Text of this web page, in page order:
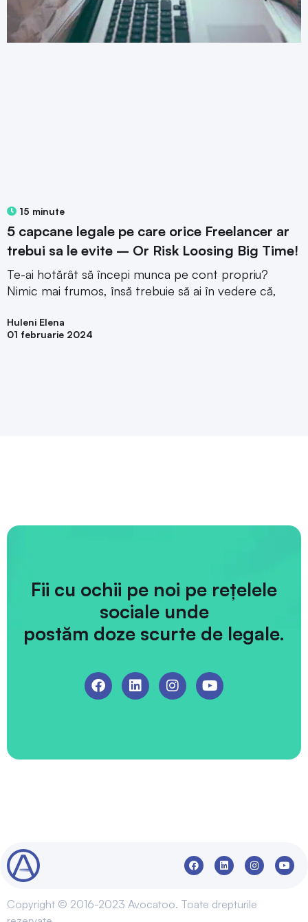
15 minute
5 capcane legale pe care orice Freelancer ar
trebui sa le evite – Or Risk Loosing Big Time!
Te-ai hotărât să începi munca pe cont propriu?
Nimic mai frumos, însă trebuie să ai în vedere că,
Huleni Elena
01 februarie 2024
Fii cu ochii pe noi pe rețelele
sociale unde
postăm doze scurte de legale.
Copyright © 2016-2023 Avocatoo. Toate drepturile